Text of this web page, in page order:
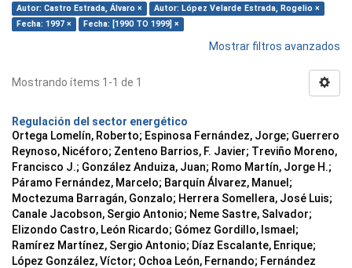
Autor: Castro Estrada, Álvaro ×
Autor: López Velarde Estrada, Rogelio ×
Fecha: 1997 ×
Fecha: [1990 TO 1999] ×
Mostrar filtros avanzados
Mostrando ítems 1-1 de 1
Regulación del sector energético
Ortega Lomelín, Roberto; Espinosa Fernández, Jorge; Guerrero
Reynoso, Nicéforo; Zenteno Barrios, F. Javier; Treviño Moreno,
Francisco J.; González Anduiza, Juan; Romo Martín, Jorge H.;
Páramo Fernández, Marcelo; Barquín Álvarez, Manuel;
Moctezuma Barragán, Gonzalo; Herrera Somellera, José Luis;
Canale Jacobson, Sergio Antonio; Neme Sastre, Salvador;
Elizondo Castro, León Ricardo; Gómez Gordillo, Ismael;
Ramírez Martínez, Sergio Antonio; Díaz Escalante, Enrique;
López González, Víctor; Ochoa León, Fernando; Fernández